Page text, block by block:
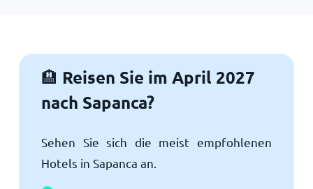
🏨 Reisen Sie im April 2027
nach Sapanca?
Sehen Sie sich die meist empfohlenen
Hotels in Sapanca an.